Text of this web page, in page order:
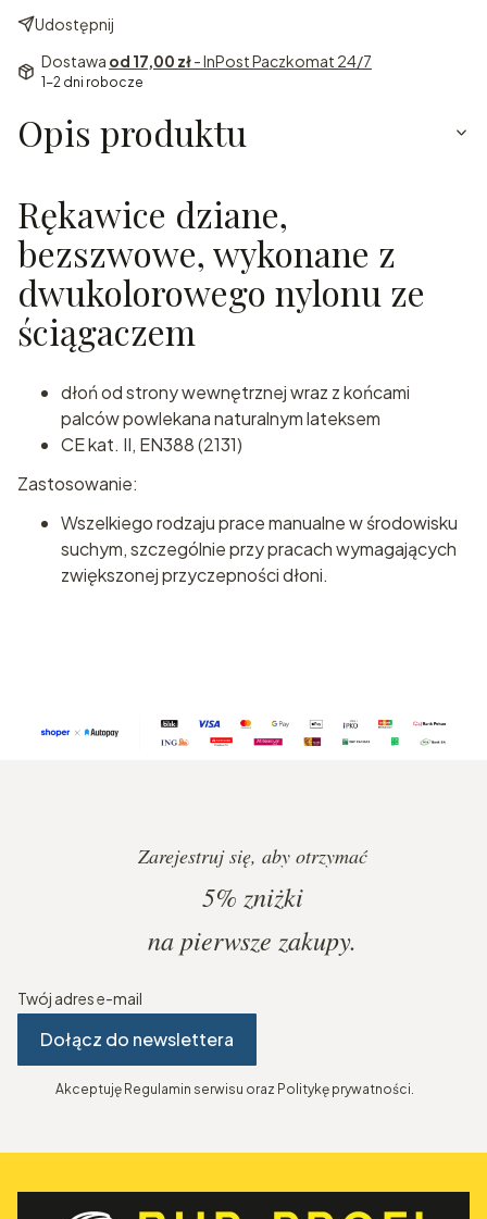
Udostępnij
Dostawa od 17,00 zł- InPost Paczkomat 24/7
1-2 dni robocze
Opis produktu
Rękawice dziane,
bezszwowe, wykonane z
dwukolorowego nylonu ze
ściągaczem
dłoń od strony wewnętrznej wraz z końcami
palców powlekana naturalnym lateksem
CE kat. II, EN388 (2131)
Zastosowanie:
Wszelkiego rodzaju prace manualne w środowisku
suchym, szczególnie przy pracach wymagających
zwiększonej przyczepności dłoni.
Zarejestruj się, aby otrzymać
5% zniżki
na pierwsze zakupy.
Twój adres e-mail
Dołącz do newslettera
Akceptuję Regulamin serwisu oraz Politykę prywatności.